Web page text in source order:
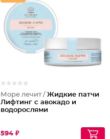
Море лечит / Жидкие патчи
Лифтинг с авокадо и
водорослями
594 ₽